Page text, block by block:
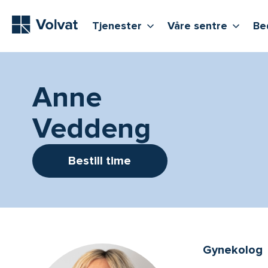
Tjenester Vis flere undernivåer
Våre sentre Vis
Anne
Veddeng
Bestill time
Gynekolog